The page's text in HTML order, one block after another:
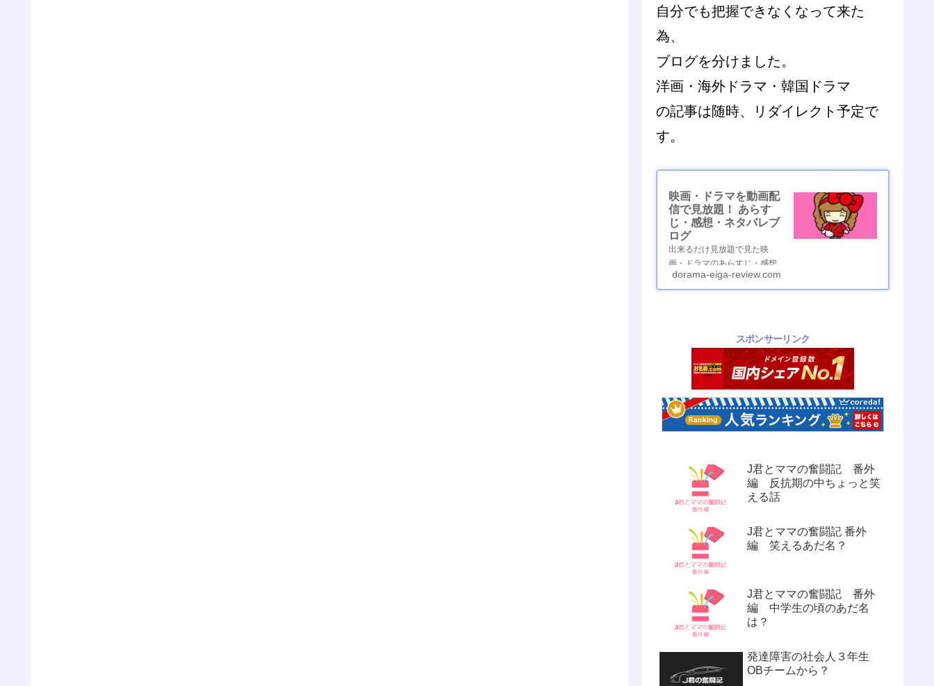
自分でも把握できなくなって来た
為、
ブログを分けました。
洋画・海外ドラマ・韓国ドラマ
の記事は随時、リダイレクト予定で
す。
映画・ドラマを動画配
信で見放題！ あらす
じ・感想・ネタバレブ
ログ
出来るだけ見放題で見た映
画・ドラマのあらすじ・感想
dorama-eiga-review.com
スポンサーリンク
J君とママの奮闘記 番外
編 反抗期の中ちょっと笑
える話
J君とママの奮闘記 番外
編 笑えるあだ名？
J君とママの奮闘記 番外
編 中学生の頃のあだ名
は？
発達障害の社会人３年生
OBチームから？